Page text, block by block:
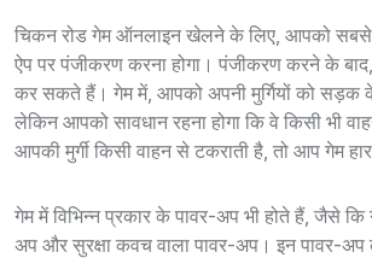
चिकन रोड गेम ऑनलाइन खेलने के लिए, आपको सबसे
ऐप पर पंजीकरण करना होगा। पंजीकरण करने के
कर सकते हैं। गेम में, आपको अपनी मुर्गियों को सड़क के
लेकिन आपको सावधान रहना होगा कि वे किसी भी
आपकी मुर्गी किसी वाहन से टकराती है, तो आप गेम
गेम में विभिन्न प्रकार के पावर-अप भी होते हैं, जैसे कि
अप और सुरक्षा कवच वाला पावर-अप। इन पावर-